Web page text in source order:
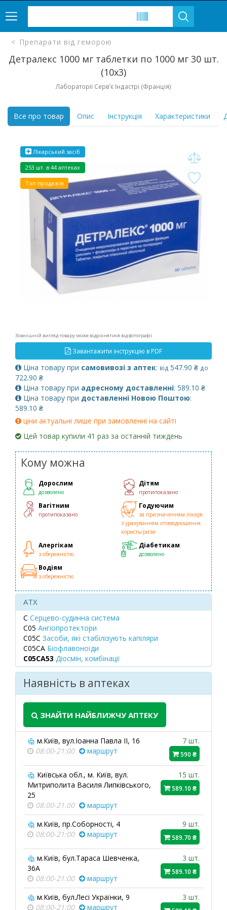
Препарати від геморою
Детралекс 1000 мг таблетки по 1000 мг 30 шт.
(10х3)
Лабораторії Серв’є Індастрі (Франція)
Все про товар Опис Інструкція Характеристики
Лікарський засіб
253 шт. в 44 аптеках
Топ продажів
Зовнішній вигляд товару може відрізнятися від фотографії
Завантажити інструкцію в PDF
Ціна товару при самовивозі з аптек: від 547.90 ₴ до
722.90 ₴
Ціна товару при адресному доставленні: 589.10 ₴
Ціна товару при доставленні Новою Поштою:
589.10 ₴
ціни актуальні лише при замовленні на сайті
Цей товар купили 41 раз за останній тиждень
Кому можна
Дорослим
дозволено
Дітям
протипоказано
Вагітним
протипоказано
Годуючим
за призначенням лікаря
з урахуванням співвідношення
користь/ризи
Алергікам
з обережністю
Діабетикам
дозволено
Водіям
з обережністю
ATX
C Серцево-судинна система
C05 Ангіопротектори
C05C Засоби, які стабілізують капіляри
C05CA Біофлавоноїди
C05CA53 Діосмін, комбінації
Наявність в аптеках
ЗНАЙТИ НАЙБЛИЖЧУ АПТЕКУ
м.Київ, вул.Іоанна Павла ІІ, 16
08:00-21:00
маршрут
7 шт.
590 ₴
Київська обл., м. Київ, вул.
Митриполита Василя Липківського,
25
08.00-21.00
маршрут
15 шт.
589.10 ₴
м.Київ, пр.Соборності, 4
08:00-21:00
маршрут
9 шт.
589.70 ₴
м.Київ, бул.Тараса Шевченка,
36А
08:00-21:00
маршрут
3 шт.
589.10 ₴
м.Київ, бул.Лесі Українки, 9
08:00-21:00
маршрут
3 шт.